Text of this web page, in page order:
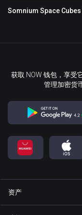
Somnium Space Cubes
获取 NOW 钱包，享受
管理加密货
资产